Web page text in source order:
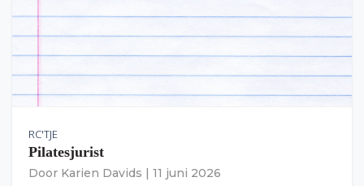
RC'TJE
Pilatesjurist
Door Karien Davids 11 juni 2026